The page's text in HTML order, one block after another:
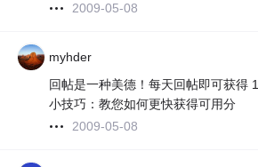
2009-05-08
myhder
回帖是一种美德！每天回帖即可获得
小技巧：教您如何更快获得可用分
2009-05-08